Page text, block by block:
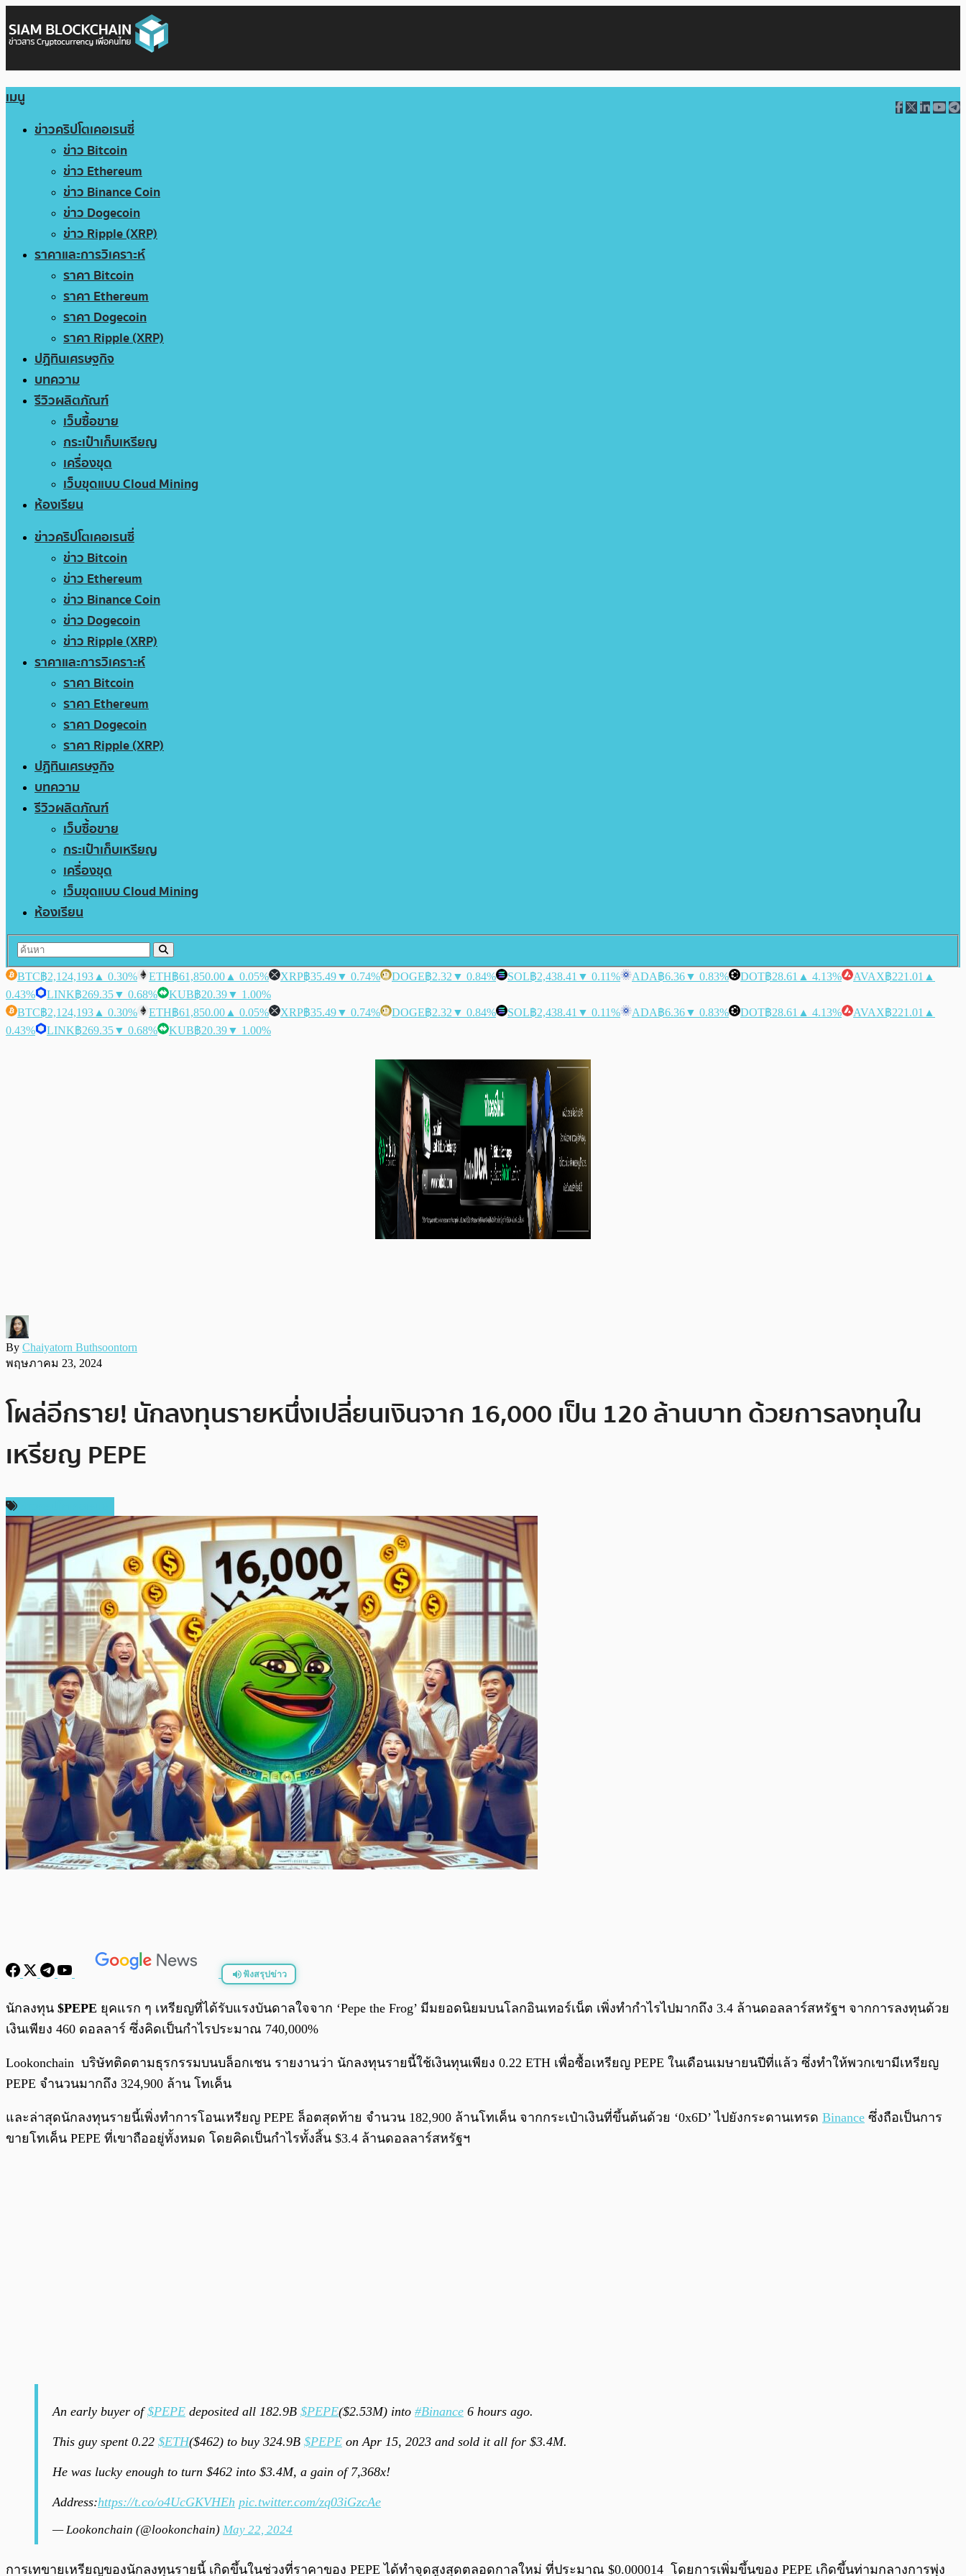
เมนู
ข่าวคริปโตเคอเรนซี่
ข่าว Bitcoin
ข่าว Ethereum
ข่าว Binance Coin
ข่าว Dogecoin
ข่าว Ripple (XRP)
ราคาและการวิเคราะห์
ราคา Bitcoin
ราคา Ethereum
ราคา Dogecoin
ราคา Ripple (XRP)
ปฏิทินเศรษฐกิจ
บทความ
รีวิวผลิตภัณฑ์
เว็บซื้อขาย
กระเป๋าเก็บเหรียญ
เครื่องขุด
เว็บขุดแบบ Cloud Mining
ห้องเรียน
ข่าวคริปโตเคอเรนซี่
ข่าว Bitcoin
ข่าว Ethereum
ข่าว Binance Coin
ข่าว Dogecoin
ข่าว Ripple (XRP)
ราคาและการวิเคราะห์
ราคา Bitcoin
ราคา Ethereum
ราคา Dogecoin
ราคา Ripple (XRP)
ปฏิทินเศรษฐกิจ
บทความ
รีวิวผลิตภัณฑ์
เว็บซื้อขาย
กระเป๋าเก็บเหรียญ
เครื่องขุด
เว็บขุดแบบ Cloud Mining
ห้องเรียน
BTC฿2,124,193 ▲ 0.30% ETH฿61,850.00 ▲ 0.05% XRP฿35.49▼ 0.74% DOGE฿2.32 ▼ 0.84% SOL฿2,438.41 ▼ 0.11% ADA฿6.36▼ 0.83% DOT฿28.61 ▲ 4.13% AVAX฿221.01 ▲
0.43%
LINK฿269.35▼ 0.68% KUB฿20.39▼ 1.00%
BTC฿2,124,193 ▲ 0.30% ETH฿61,850.00 ▲ 0.05% XRP฿35.49▼ 0.74% DOGE฿2.32 ▼ 0.84% SOL฿2,438.41 ▼ 0.11% ADA฿6.36▼ 0.83% DOT฿28.61 ▲ 4.13% AVAX฿221.01 ▲
0.43%
LINK฿269.35▼ 0.68% KUB฿20.39▼ 1.00%
By Chaiyatorn Buthsoontorn
พฤษภาคม 23, 2024
โผล่อีกราย! นักลงทุนรายหนึ่งเปลี่ยนเงินจาก 16,000 เป็น 120 ล้านบาท ด้วยการลงทุนใน
เหรียญ PEPE
ฟังสรุปข่าว
พร้อมเล่น
นักลงทุน $PEPE ยุคแรก ๆ เหรียญที่ได้รับแรงบันดาลใจจาก ‘Pepe the Frog’ มีมยอดนิยมบนโลกอินเทอร์เน็ต เพิ่งทำกำไรไปมากถึง 3.4 ล้านดอลลาร์สหรัฐฯ จากการลงทุนด้วย
เงินเพียง 460 ดอลลาร์ ซึ่งคิดเป็นกำไรประมาณ 740,000%
Lookonchain บริษัทติดตามธุรกรรมบนบล็อกเชน รายงานว่า นักลงทุนรายนี้ใช้เงินทุนเพียง 0.22 ETH เพื่อซื้อเหรียญ PEPE ในเดือนเมษายนปีที่แล้ว ซึ่งทำให้พวกเขามีเหรียญ
PEPE จำนวนมากถึง 324,900 ล้าน โทเค็น
และล่าสุดนักลงทุนรายนี้เพิ่งทำการโอนเหรียญ PEPE ล็อตสุดท้าย จำนวน 182,900 ล้านโทเค็น จากกระเป๋าเงินที่ขึ้นต้นด้วย ‘0x6D’ ไปยังกระดานเทรด Binance ซึ่งถือเป็นการ
ขายโทเค็น PEPE ที่เขาถืออยู่ทั้งหมด โดยคิดเป็นกำไรทั้งสิ้น $3.4 ล้านดอลลาร์สหรัฐฯ
An early buyer of$PEPE deposited all 182.9B $PEPE($2.53M) into #Binance 6 hours ago.
This guy spent 0.22 $ETH($462) to buy 324.9B $PEPE on Apr 15, 2023 and sold it all for $3.4M.
He was lucky enough to turn $462 into $3.4M, a gain of 7,368x!
Address:https://t.co/o4UcGKVHEh pic.twitter.com/zq03iGzcAe
— Lookonchain (@lookonchain) May 22, 2024
การเทขายเหรียญของนักลงทุนรายนี้ เกิดขึ้นในช่วงที่ราคาของ PEPE ได้ทำจุดสูงสุดตลอดกาลใหม่ ที่ประมาณ $0.000014 โดยการเพิ่มขึ้นของ PEPE เกิดขึ้นท่ามกลางการพุ่ง